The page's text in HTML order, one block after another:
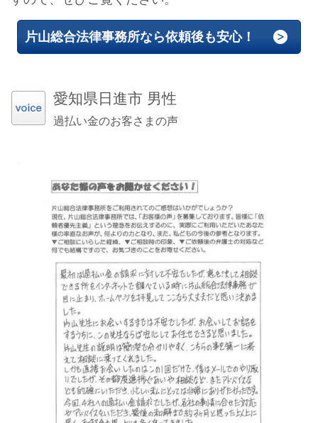
片山総合法律事務所なら依頼後も安心！
愛知県日進市 男性
過払い金のお客さまの声